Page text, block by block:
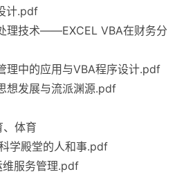
计.pdf
理技术——EXCEL VBA在财务分
理中的应用与VBA程序设计.pdf
想发展与流派渊源.pdf
、体育
学殿堂的人和事.pdf
维服务管理.pdf